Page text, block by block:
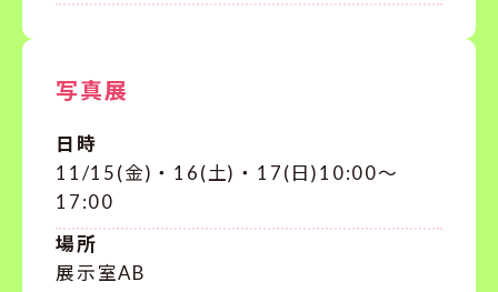
写真展
日時
11/15(金)・16(土)・17(日)10:00〜
17:00
場所
展示室AB